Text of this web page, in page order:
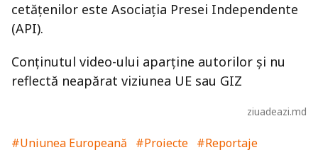
cetățenilor este Asociația Presei Independente
(API).
Conținutul video-ului aparține autorilor și nu
reflectă neapărat viziunea UE sau GIZ
ziuadeazi.md
#Uniunea Europeană #Proiecte #Reportaje